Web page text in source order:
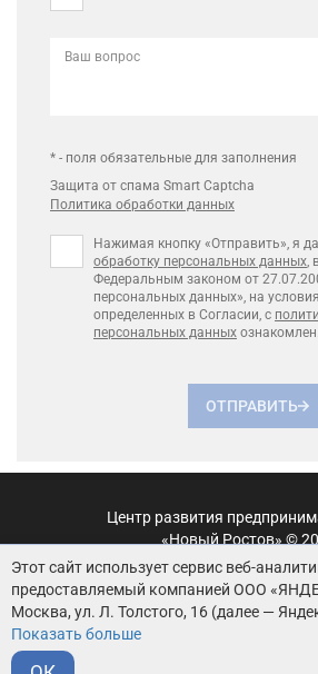
Ваш вопрос
* - поля обязательные для заполнения
Защита от спама Smart Captcha
Политика обработки данных
Нажимая кнопку «Отправить», я
обработку персональных данных,
Федеральным законом от
персональных данных», на
определенных в Согласии, с
персональных данных ознакомлен.
ОТПРАВИТЬ
Центр развития
«Новый Ростов» ©
Пользовательское
Политика обработки
Этот сайт использует сервис веб-
предоставляемый компанией ООО
Москва, ул. Л. Толстого, 16 (далее —
Показать больше